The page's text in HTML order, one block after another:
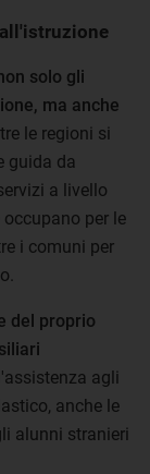
solo gli
ma anche
le regioni si
guida da
a livello
per le
i comuni per
del proprio
agli
anche le
alunni stranieri